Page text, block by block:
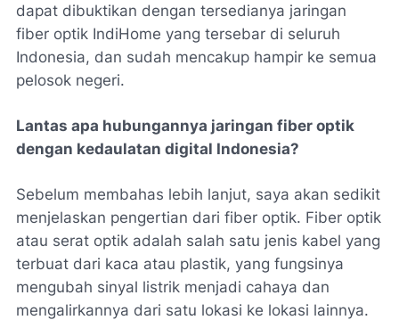
dapat dibuktikan dengan tersedianya jaringan
fiber optik IndiHome yang tersebar di seluruh
Indonesia, dan sudah mencakup hampir ke semua
pelosok negeri.
Lantas apa hubungannya jaringan fiber optik
dengan kedaulatan digital Indonesia?
Sebelum membahas lebih lanjut, saya akan sedikit
menjelaskan pengertian dari fiber optik. Fiber optik
atau serat optik adalah salah satu jenis kabel yang
terbuat dari kaca atau plastik, yang fungsinya
mengubah sinyal listrik menjadi cahaya dan
mengalirkannya dari satu lokasi ke lokasi lainnya.